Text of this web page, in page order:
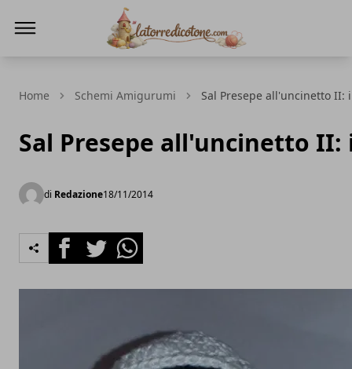
Home Schemi Amigurumi Sal Presepe all'uncinetto II:
Sal Presepe all'uncinetto
di Redazione18/11/2014
FacebookTwitterWhatsapp